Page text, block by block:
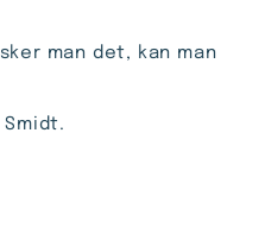
man det, kan man